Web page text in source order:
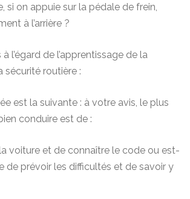
si on appuie sur la pédale de frein,
à l’arrière ?
l’égard de l’apprentissage de la
sécurité routière :
est la suivante : à votre avis, le plus
conduire est de :
voiture et de connaître le code ou est-
de prévoir les difficultés et de savoir y